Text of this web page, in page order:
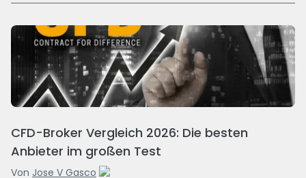
CFD-Broker Vergleich 2026: Die besten
Anbieter im großen Test
Von Jose V Gasco